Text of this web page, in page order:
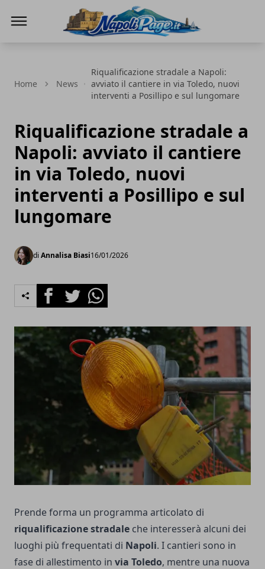
Home News
Riqualificazione stradale a Napoli:
avviato il cantiere in via Toledo, nuovi
interventi a Posillipo e sul lungomare
Riqualificazione stradale a
Napoli: avviato il cantiere
in via Toledo, nuovi
interventi a Posillipo e sul
lungomare
di Annalisa Biasi16/01/2026
FacebookTwitterWhatsapp
Prende forma un programma articolato di
riqualificazione stradale che interesserà alcuni dei
luoghi più frequentati di Napoli. I cantieri sono in
fase di allestimento in via Toledo, mentre una nuova